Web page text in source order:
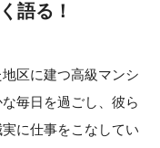
語る！
区に建つ高級マンシ
毎日を過ごし、彼ら
に仕事をこなしてい